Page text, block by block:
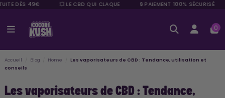
DÈS 49€ 💥 LE CBD QUI CLAQUE 🔒 PAIEMENT 100% SÉCURISÉ
0
Accueil Blog Home
Les vaporisateurs de CBD : Tendance, utilisation et
conseils
Les vaporisateurs de CBD : Tendance,